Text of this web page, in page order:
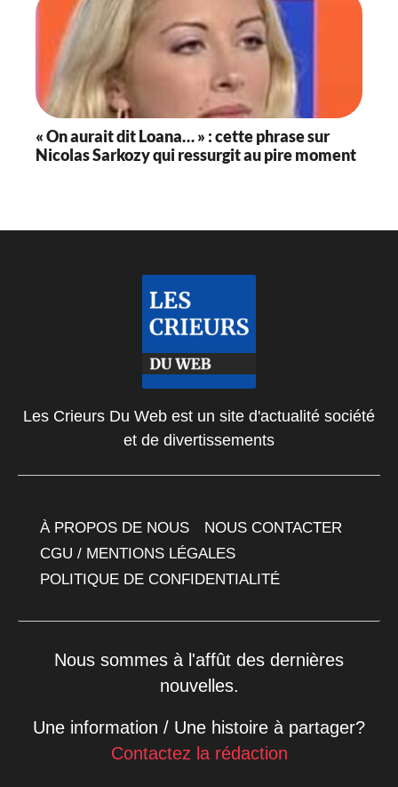
« On aurait dit Loana… » : cette phrase sur
Nicolas Sarkozy qui ressurgit au pire moment
Les Crieurs Du Web est un site d'actualité société
et de divertissements
À PROPOS DE NOUS
NOUS CONTACTER
CGU / MENTIONS LÉGALES
POLITIQUE DE CONFIDENTIALITÉ
Nous sommes à l'affût des dernières
nouvelles.
Une information / Une histoire à partager?
Contactez la rédaction